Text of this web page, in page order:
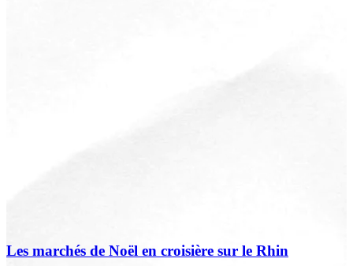
Les marchés de Noël en croisière sur le Rhin